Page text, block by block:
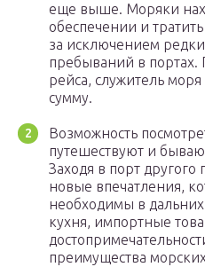
еще выше. Моряки
обеспечении и
за исключением
пребываний в портах.
рейса, служитель
сумму.
Возможность
путешествуют и
Заходя в порт другого
новые впечатления,
необходимы в
кухня, импортные
преимущества